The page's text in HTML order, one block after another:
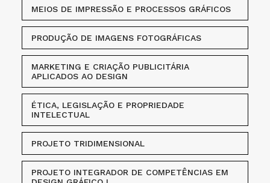
MEIOS DE IMPRESSÃO E PROCESSOS GRÁFICOS
PRODUÇÃO DE IMAGENS FOTOGRÁFICAS
MARKETING E CRIAÇÃO PUBLICITÁRIA
APLICADOS AO DESIGN
ÉTICA, LEGISLAÇÃO E PROPRIEDADE
INTELECTUAL
PROJETO TRIDIMENSIONAL
PROJETO INTEGRADOR DE COMPETÊNCIAS EM